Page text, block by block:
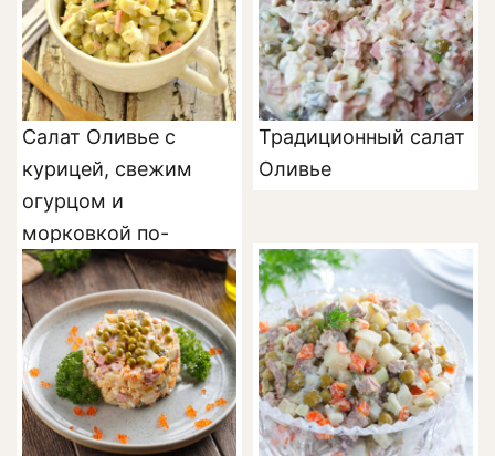
Салат Оливье с
курицей, свежим
огурцом и
морковкой по-
корейски
Традиционный салат
Оливье